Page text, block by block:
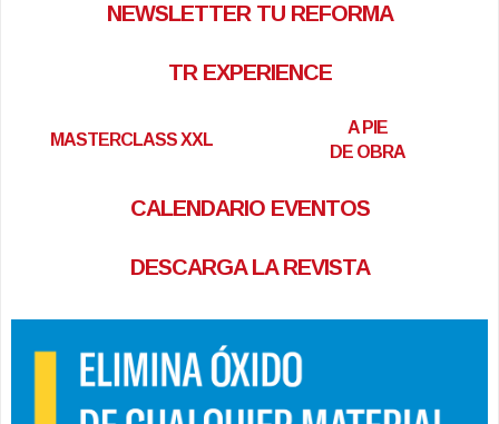
NEWSLETTER TU REFORMA
TR EXPERIENCE
MASTERCLASS XXL
A PIE
DE OBRA
CALENDARIO EVENTOS
DESCARGA LA REVISTA